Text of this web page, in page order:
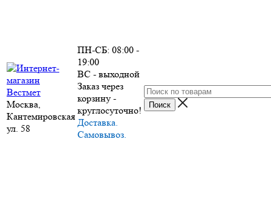
Москва,
Кантемировская
ул. 58
ПН-СБ: 08:00 -
19:00
ВС - выходной
Заказ через
корзину -
круглосуточно!
Доставка.
Самовывоз.